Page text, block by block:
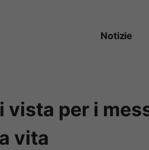
Notizie
per i
vita